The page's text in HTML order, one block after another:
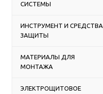
СИСТЕМЫ
ИНСТРУМЕНТ И СРЕДСТВА
ЗАЩИТЫ
МАТЕРИАЛЫ ДЛЯ
МОНТАЖА
ЭЛЕКТРОЩИТОВОЕ